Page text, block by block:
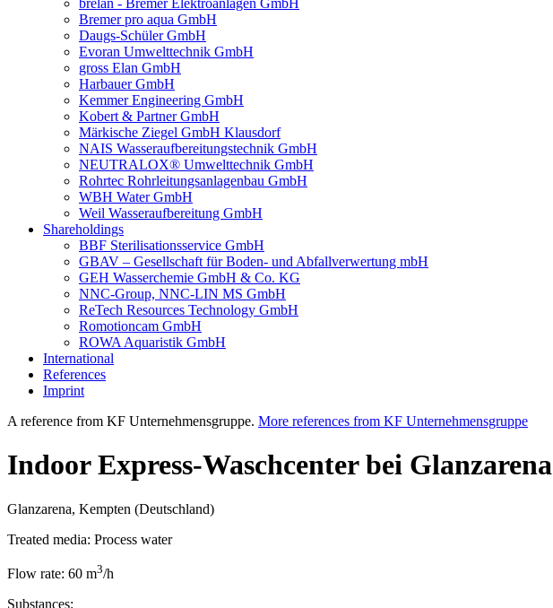
brelan - Bremer Elektroanlagen GmbH
Bremer pro aqua GmbH
Daugs-Schüler GmbH
Evoran Umwelt­technik GmbH
gross Elan GmbH
Harbauer GmbH
Kemmer Engineering GmbH
Kobert & Partner GmbH
Märkische Ziegel GmbH Klausdorf
NAIS Wasseraufbereitungstechnik GmbH
NEUTRALOX® Umwelttechnik GmbH
Rohrtec Rohrleitungsanlagenbau GmbH
WBH Water GmbH
Weil Wasseraufbereitung GmbH
Shareholdings
BBF Sterilisationsservice GmbH
GBAV – Gesellschaft für Boden- und Abfallverwertung mbH
GEH Wasserchemie GmbH & Co. KG
NNC-Group, NNC-LIN MS GmbH
ReTech Resources Technology GmbH
Romotioncam GmbH
ROWA Aquaristik GmbH
International
References
Imprint
A reference from KF Unternehmensgruppe. More references from KF Unternehmensgruppe
Indoor Express-Waschcenter bei Glanzarena
Glanzarena, Kempten (Deutschland)
Treated media: Process water
Flow rate: 60 m3/h
Substances: